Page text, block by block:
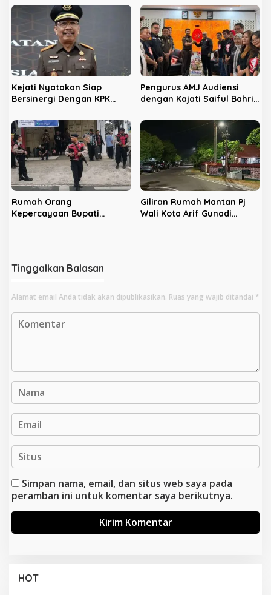
Radar Tinggi Lacak Lokasi
Kejati Nyatakan Siap
Bersinergi Dengan KPK
Bengkulu
Pengurus AMJ Audiensi
dengan Kajati Saiful Bahri
Rumah Orang
Kepercayaan Bupati
Giliran Rumah Mantan Pj
Wali Kota Arif Gunadi
Tinggalkan Balasan
Alamat email Anda tidak akan dipublikasikan. Ruas yang wajib ditandai *
Simpan nama, email, dan situs web saya pada
peramban ini untuk komentar saya berikutnya.
HOT